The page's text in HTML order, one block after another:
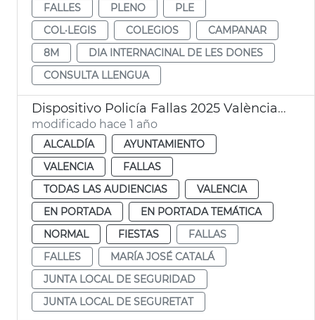
FALLES
PLENO
PLE
COL·LEGIS
COLEGIOS
CAMPANAR
8M
DIA INTERNACINAL DE LES DONES
CONSULTA LLENGUA
Dispositivo Policía Fallas 2025 València. Junta Local de Seguridad
modificado hace 1 año
ALCALDÍA
AYUNTAMIENTO
VALENCIA
FALLAS
TODAS LAS AUDIENCIAS
VALENCIA
EN PORTADA
EN PORTADA TEMÁTICA
NORMAL
FIESTAS
FALLAS
FALLES
MARÍA JOSÉ CATALÁ
JUNTA LOCAL DE SEGURIDAD
JUNTA LOCAL DE SEGURETAT